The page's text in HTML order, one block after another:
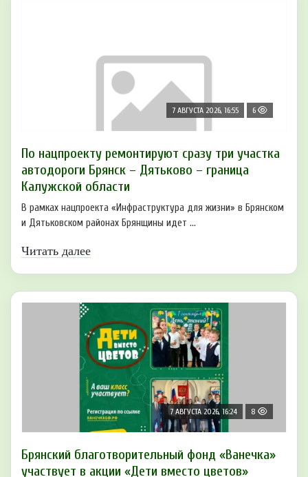
7 АВГУСТА 2026, 16:55 6
По нацпроекту ремонтируют сразу три участка
автодороги Брянск – Дятьково – граница
Калужской области
В рамках нацпроекта «Инфраструктура для жизни» в Брянском
и Дятьковском районах Брянщины идет ...
Читать далее
7 АВГУСТА 2026, 16:24 8
Брянский благотворительный фонд «Ванечка»
участвует в акции «Дети вместо цветов»